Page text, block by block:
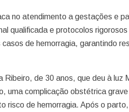
no atendimento a gestações e
qualificada e protocolos
de hemorragia, garantindo
Ribeiro, de 30 anos, que deu à luz
uma complicação obstétrica
risco de hemorragia. Após o